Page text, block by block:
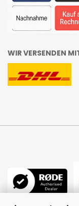
WIR VERSENDEN